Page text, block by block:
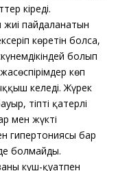
кіреді.
жиі пайдаланатын
көретін болса,
болып
көп
келеді. Жүрек
тіпті қатерлі
мен жүкті
гипертониясы бар
болмайды.
күш-қуатпен